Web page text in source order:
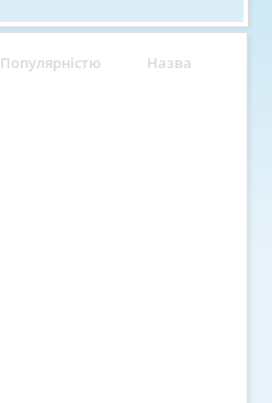
Популярністю Назва